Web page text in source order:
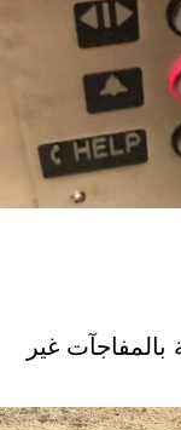
بالمفاجآت غير